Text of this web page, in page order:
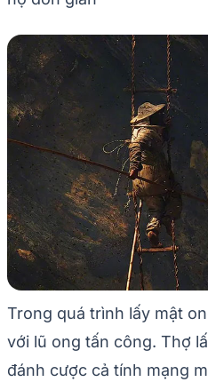
Trong quá trình lấy mật
với lũ ong tấn công. Thợ
đánh cược cả tính mạng